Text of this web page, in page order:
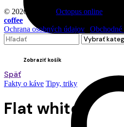
0
Zobraziť košík
© 2026 Vytvoril Octopus online
coffee
Ochrana osobných údajov
Search
for
Späť
Fakty o káve Tipy, triky
Flat white